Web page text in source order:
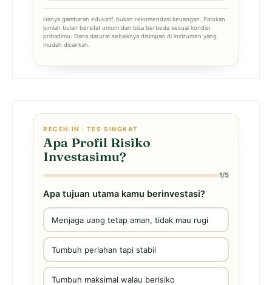
Hanya gambaran edukatif, bukan rekomendasi keuangan. Patokan
jumlah bulan bersifat umum dan bisa berbeda sesuai kondisi
pribadimu. Dana darurat sebaiknya disimpan di instrumen yang
mudah dicairkan.
RECEH.IN · TES SINGKAT
Apa Profil Risiko
Investasimu?
1/5
Apa tujuan utama kamu berinvestasi?
Menjaga uang tetap aman, tidak mau rugi
Tumbuh perlahan tapi stabil
Tumbuh maksimal walau berisiko